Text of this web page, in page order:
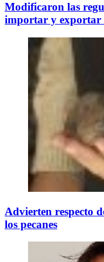
Modificaron las
importar y exportar
Advierten respecto
los pecanes